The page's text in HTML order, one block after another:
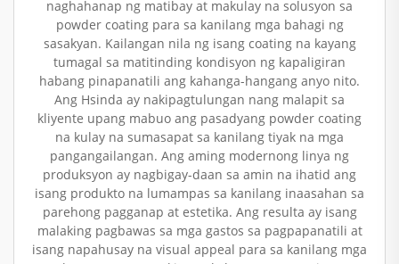
naghahanap ng matibay at makulay na solusyon sa
powder coating para sa kanilang mga bahagi ng
sasakyan. Kailangan nila ng isang coating na kayang
tumagal sa matitinding kondisyon ng kapaligiran
habang pinapanatili ang kahanga-hangang anyo nito.
Ang Hsinda ay nakipagtulungan nang malapit sa
kliyente upang mabuo ang pasadyang powder coating
na kulay na sumasapat sa kanilang tiyak na mga
pangangailangan. Ang aming modernong linya ng
produksyon ay nagbigay-daan sa amin na ihatid ang
isang produkto na lumampas sa kanilang inaasahan sa
parehong pagganap at estetika. Ang resulta ay isang
malaking pagbawas sa mga gastos sa pagpapanatili at
isang napahusay na visual appeal para sa kanilang mga